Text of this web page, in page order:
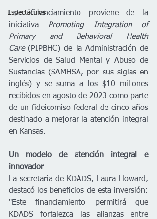
Espectáculos
Este financiamiento proviene de la
iniciativa Promoting Integration of
Primary and Behavioral Health
Care (PIPBHC) de la Administración de
Servicios de Salud Mental y Abuso de
Sustancias (SAMHSA, por sus siglas en
inglés) y se suma a los $10 millones
recibidos en agosto de 2023 como parte
de un fideicomiso federal de cinco años
destinado a mejorar la atención integral
en Kansas.
Un modelo de atención integral e
innovador
La secretaria de KDADS, Laura Howard,
destacó los beneficios de esta inversión:
"Este financiamiento permitirá que
KDADS fortalezca las alianzas entre